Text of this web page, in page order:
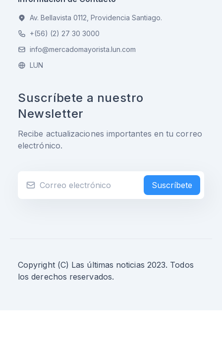
Av. Bellavista 0112, Providencia Santiago.
+(56) (2) 27 30 3000
info@mercadomayorista.lun.com
LUN
Suscríbete a nuestro
Newsletter
Recibe actualizaciones importantes en tu correo
electrónico.
Suscríbete
Copyright (C) Las últimas noticias 2023. Todos
los derechos reservados.